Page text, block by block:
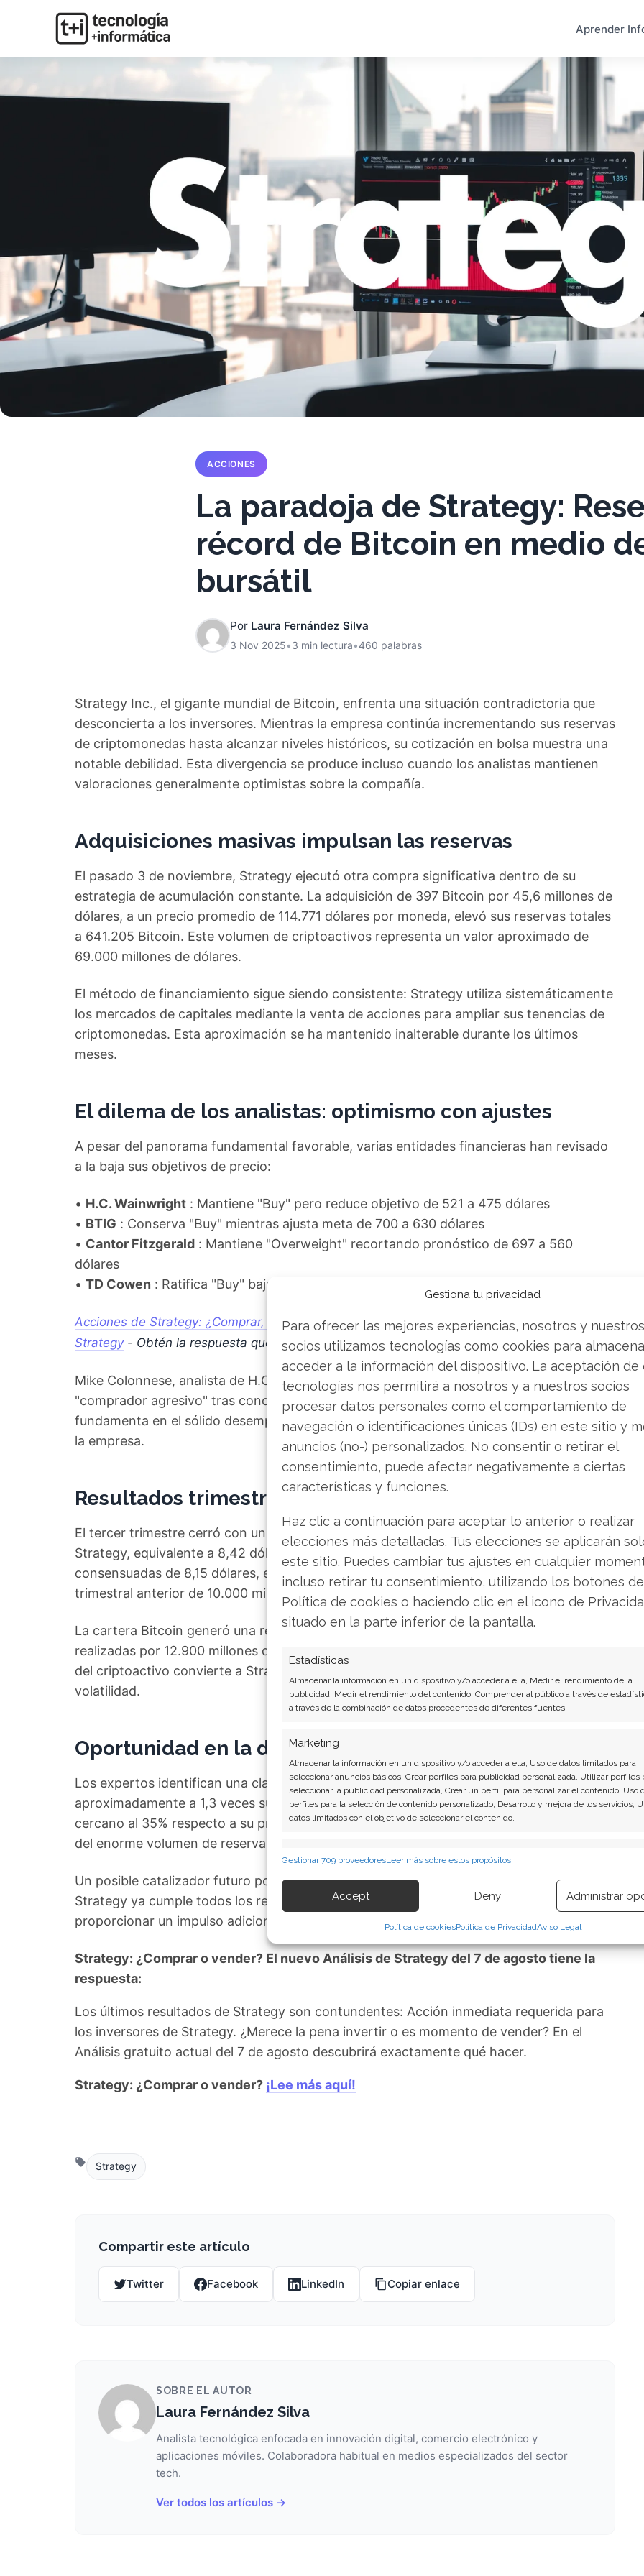
Gestiona tu privacidad
Para ofrecer las mejores experiencias, nosotros y nuestros
socios utilizamos tecnologías como cookies para
acceder a la información del dispositivo. La aceptación de
tecnologías nos permitirá a nosotros y a nuestros socios
procesar datos personales como el comportamiento de
navegación o identificaciones únicas (IDs) en este sitio y
anuncios (no-) personalizados. No consentir o retirar el
consentimiento, puede afectar negativamente a ciertas
características y funciones.
Haz clic a continuación para aceptar lo anterior o realizar
elecciones más detalladas. Tus elecciones se aplicarán
este sitio. Puedes cambiar tus ajustes en cualquier
incluso retirar tu consentimiento, utilizando los botones
Política de cookies o haciendo clic en el icono de
situado en la parte inferior de la pantalla.
Estadísticas
Almacenar la información en un dispositivo y/o acceder a ella, Medir el rendimiento de la
publicidad, Medir el rendimiento del contenido, Comprender al público a través de
a través de la combinación de datos procedentes de diferentes fuentes.
Marketing
Almacenar la información en un dispositivo y/o acceder a ella, Uso de datos limitados para
seleccionar anuncios básicos, Crear perfiles para publicidad personalizada, Utilizar perfiles
seleccionar la publicidad personalizada, Crear un perfil para personalizar el contenido, Uso
perfiles para la selección de contenido personalizado, Desarrollo y mejora de los servicios,
datos limitados con el objetivo de seleccionar el contenido.
información transmitida de forma automática.
Garantizar la seguridad, evitar y detectar fraudes, y eliminar
fallos, Ofrecer y presentar publicidad y contenido, Guardar y
comunicar las preferencias de privacidad.
Gestionar 709 proveedoresLeer más sobre estos propósitos
Accept Deny Administrar
Política de cookiesPolítica de PrivacidadAviso Legal
Aprender
ACCIONES
La paradoja de Strategy:
récord de Bitcoin en medio
bursátil
Por Laura Fernández Silva
3 Nov 2025•3 min lectura•460 palabras
Strategy Inc., el gigante mundial de Bitcoin, enfrenta una situación contradictoria que
desconcierta a los inversores. Mientras la empresa continúa incrementando sus reservas
de criptomonedas hasta alcanzar niveles históricos, su cotización en bolsa muestra una
notable debilidad. Esta divergencia se produce incluso cuando los analistas mantienen
valoraciones generalmente optimistas sobre la compañía.
Adquisiciones masivas impulsan las reservas
El pasado 3 de noviembre, Strategy ejecutó otra compra significativa dentro de su
estrategia de acumulación constante. La adquisición de 397 Bitcoin por 45,6 millones de
dólares, a un precio promedio de 114.771 dólares por moneda, elevó sus reservas totales
a 641.205 Bitcoin. Este volumen de criptoactivos representa un valor aproximado de
69.000 millones de dólares.
El método de financiamiento sigue siendo consistente: Strategy utiliza sistemáticamente
los mercados de capitales mediante la venta de acciones para ampliar sus tenencias de
criptomonedas. Esta aproximación se ha mantenido inalterable durante los últimos
meses.
El dilema de los analistas: optimismo con ajustes
A pesar del panorama fundamental favorable, varias entidades financieras han revisado
a la baja sus objetivos de precio:
• H.C. Wainwright : Mantiene "Buy" pero reduce objetivo de 521 a 475 dólares
• BTIG : Conserva "Buy" mientras ajusta meta de 700 a 630 dólares
• Cantor Fitzgerald : Mantiene "Overweight" recortando pronóstico de 697 a 560
dólares
• TD Cowen : Ratifica "Buy" bajando expectativa de 620 a 535 dólares
Acciones de Strategy: ¿Comprar, mantener o vender? Descarga gratuita de tu análisis de
Strategy- Obtén la respuesta que andabas buscando.
Mike Colonnese, analista de H.C. Wainwright, se declaró explícitamente como
"comprador agresivo" tras conocer los resultados del tercer trimestre. Su confianza se
fundamenta en el sólido desempeño financiero y los objetivos de rentabilidad Bitcoin de
la empresa.
Resultados trimestrales revelan alta dependencia
El tercer trimestre cerró con un beneficio neto de 2.800 millones de dólares para
Strategy, equivalente a 8,42 dólares por acción diluida. Aunque superó las estimaciones
consensuadas de 8,15 dólares, este resultado se sitúa muy por debajo del récord
trimestral anterior de 10.000 millones de dólares.
La cartera Bitcoin generó una rentabilidad anual del 26%, representando ganancias no
realizadas por 12.900 millones de dólares. Esta extrema correlación con el desempeño
del criptoactivo convierte a Strategy en una inversión caracterizada por su alta
volatilidad.
Oportunidad en la divergencia de valoración
Los expertos identifican una clara infravaloración en la cotización actual. Strategy opera
aproximadamente a 1,3 veces su valor neto de mercado, representando un descuento
cercano al 35% respecto a su promedio histórico. Esta brecha valorativa persiste a pesar
del enorme volumen de reservas Bitcoin y la estrategia de acumulación constante.
Un posible catalizador futuro podría ser la inclusión en el índice S&P 500, para el cual
Strategy ya cumple todos los requisitos necesarios. Este movimiento institucional podría
proporcionar un impulso adicional a la valoración de la compañía.
Strategy: ¿Comprar o vender? El nuevo Análisis de Strategy del 7 de agosto tiene la
respuesta:
Los últimos resultados de Strategy son contundentes: Acción inmediata requerida para
los inversores de Strategy. ¿Merece la pena invertir o es momento de vender? En el
Análisis gratuito actual del 7 de agosto descubrirá exactamente qué hacer.
Strategy: ¿Comprar o vender? ¡Lee más aquí!
Strategy
Compartir este artículo
Twitter Facebook LinkedIn Copiar enlace
SOBRE EL AUTOR
Laura Fernández Silva
Analista tecnológica enfocada en innovación digital, comercio electrónico y
aplicaciones móviles. Colaboradora habitual en medios especializados del sector
tech.
Ver todos los artículos →